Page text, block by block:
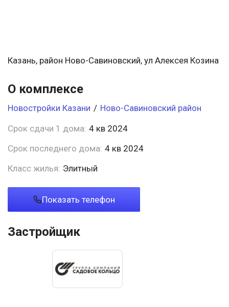
Казань, район Ново-Савиновский, ул Алексея Козина
О комплексе
Новостройки Казани / Ново-Савиновский район
Срок сдачи 1 дома: 4 кв 2024
Срок последнего дома: 4 кв 2024
Класс жилья: Элитный
Показать телефон
Застройщик